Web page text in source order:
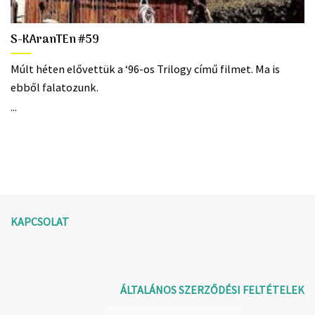
S-KAranTEn #59
Múlt héten elővettük a ‘96-os Trilogy című filmet. Ma is
ebből falatozunk.
...
KAPCSOLAT
ÁLTALÁNOS SZERZŐDÉSI FELTÉTELEK